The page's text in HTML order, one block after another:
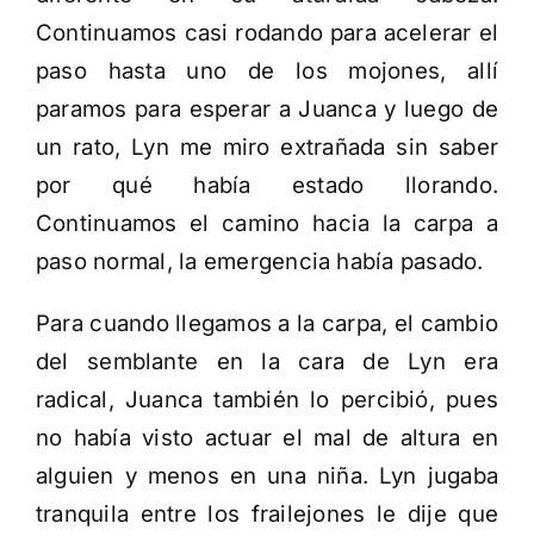
Continuamos casi rodando para acelerar el
paso hasta uno de los mojones, allí
paramos para esperar a Juanca y luego de
un rato, Lyn me miro extrañada sin saber
por qué había estado llorando.
Continuamos el camino hacia la carpa a
paso normal, la emergencia había pasado.
Para cuando llegamos a la carpa, el cambio
del semblante en la cara de Lyn era
radical, Juanca también lo percibió, pues
no había visto actuar el mal de altura en
alguien y menos en una niña. Lyn jugaba
tranquila entre los frailejones le dije que